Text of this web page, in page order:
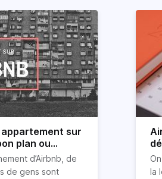
appartement sur
plan ou
idée d’Airbnb, de
de gens sont
la